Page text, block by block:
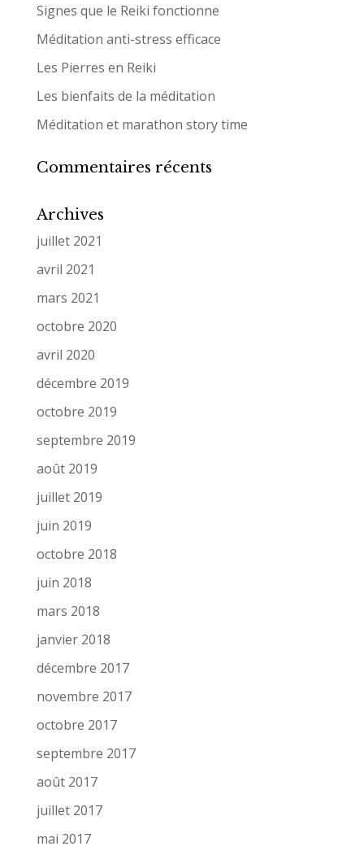
Signes que le Reiki fonctionne
Méditation anti-stress efficace
Les Pierres en Reiki
Les bienfaits de la méditation
Méditation et marathon story time
Commentaires récents
Archives
juillet 2021
avril 2021
mars 2021
octobre 2020
avril 2020
décembre 2019
octobre 2019
septembre 2019
août 2019
juillet 2019
juin 2019
octobre 2018
juin 2018
mars 2018
janvier 2018
décembre 2017
novembre 2017
octobre 2017
septembre 2017
août 2017
juillet 2017
mai 2017